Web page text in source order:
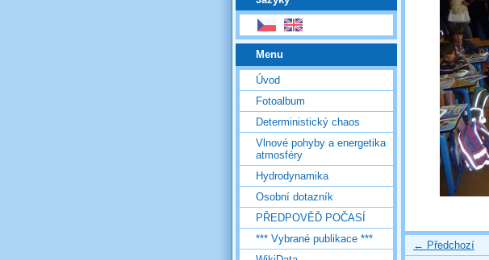
← Předchozí
Menu
Úvod
Fotoalbum
Deterministický chaos
Vlnové pohyby a energetika
atmosféry
Hydrodynamika
Osobní dotazník
PŘEDPOVĚĎ POČASÍ
*** Vybrané publikace ***